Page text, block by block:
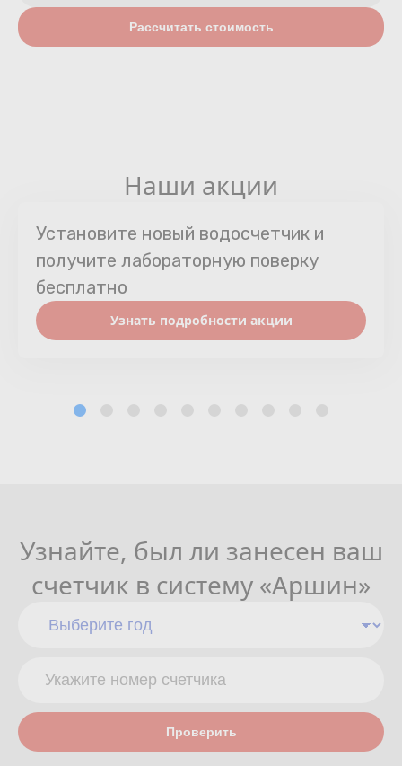
Рассчитать стоимость
Наши акции
Установите новый водосчетчик и
получите лабораторную поверку
бесплатно
Узнать подробности акции
Узнайте, был ли занесен ваш
счетчик в систему «Аршин»
Проверить